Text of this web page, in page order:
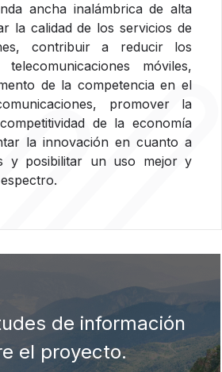
ancha inalámbrica de alta
la calidad de los servicios de
contribuir a reducir los
móviles,
de la competencia en el
promover la
de la economía
la innovación en cuanto a
y posibilitar un uso mejor y
de información
el proyecto.